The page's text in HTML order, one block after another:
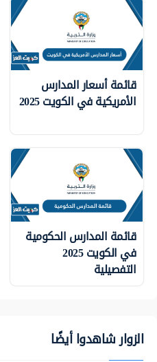
قائمة أسعار المدارس
الأمريكية في الكويت 2025
قائمة المدارس الحكومية
في الكويت 2025
التفصيلية
الزوار شاهدوا أيضًا